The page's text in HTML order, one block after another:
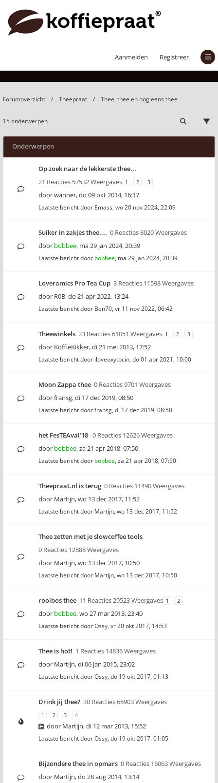
Aanmelden Registreer
Thee, thee en nog eens thee
Forumoverzicht Theepraat Thee, thee en nog eens thee
15 onderwerpen
Onderwerpen
Op zoek naar de lekkerste thee...
21 Reacties 57532 Weergaves 1 2 3
doorwanner,do 09 okt 2014, 16:17
Laatste bericht door Emass, wo 20 nov 2024, 22:09
Suiker in zakjes thee.... 0 Reacties 8020 Weergaves
door bobbee, ma 29 jan 2024, 20:39
Laatste bericht door bobbee, ma 29 jan 2024, 20:39
Loveramics Pro Tea Cup 3 Reacties 11598 Weergaves
door R0B,do 21 apr 2022, 13:24
Laatste bericht door Ben70, vr 11 nov 2022, 06:42
Theewinkels 23 Reacties 61051 Weergaves 1 2 3
door KoffieKikker,di 21 mei 2013, 17:52
Laatste bericht door iloveoxytocin, do 01 apr 2021, 10:00
Moon Zappa thee 0 Reacties 9701 Weergaves
doorfransg,di 17 dec 2019, 08:50
Laatste bericht doorfransg, di 17 dec 2019, 08:50
het FesTEAval’18 0 Reacties 12626 Weergaves
door bobbee,za 21 apr 2018, 07:50
Laatste bericht door bobbee, za 21 apr 2018, 07:50
Theepraat.nl is terug 0 Reacties 11490 Weergaves
door Martijn,wo 13 dec 2017, 11:52
Laatste bericht door Martijn, wo 13 dec 2017, 11:52
Thee zetten met je slowcoffee tools
0 Reacties 12888 Weergaves
door Martijn,wo 13 dec 2017, 10:50
Laatste bericht door Martijn, wo 13 dec 2017, 10:50
rooibos thee 11 Reacties 29523 Weergaves 1 2
door bobbee,wo 27 mar 2013, 23:40
Laatste bericht doorOssy, vr 20 okt 2017, 14:53
Thee is hot! 1 Reacties 14836 Weergaves
door Martijn,di 06 jan 2015, 23:02
Laatste bericht doorOssy, do 19 okt 2017, 01:13
Drink jij thee? 30 Reacties 65903 Weergaves
1 2 3 4
door Martijn,di 12 mar 2013, 15:52
Laatste bericht doorOssy, do 19 okt 2017, 01:05
Bijzondere thee in opmars 0 Reacties 16063 Weergaves
door Martijn,do 28 aug 2014, 13:14